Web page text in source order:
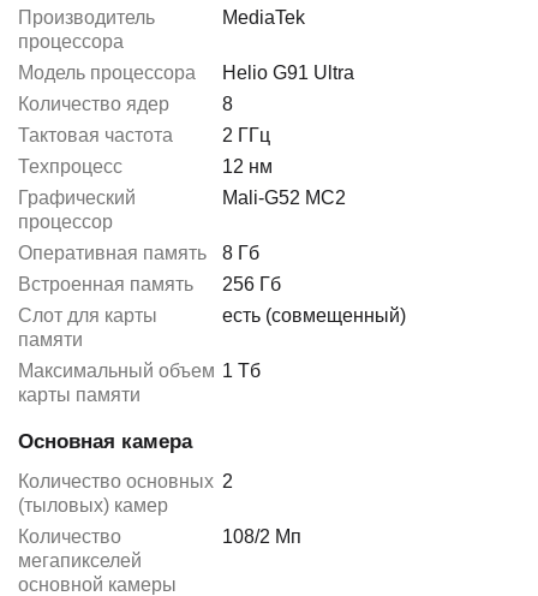
Производитель
процессора
MediaTek
Модель процессора
Helio G91 Ultra
Количество ядер
8
Тактовая частота
2 ГГц
Техпроцесс
12 нм
Графический
процессор
Mali-G52 MC2
Оперативная память
8 Гб
Встроенная память
256 Гб
Слот для карты
памяти
есть (совмещенный)
Максимальный объем
карты памяти
1 Тб
Основная камера
Количество основных
(тыловых) камер
2
Количество
мегапикселей
основной камеры
108/2 Мп